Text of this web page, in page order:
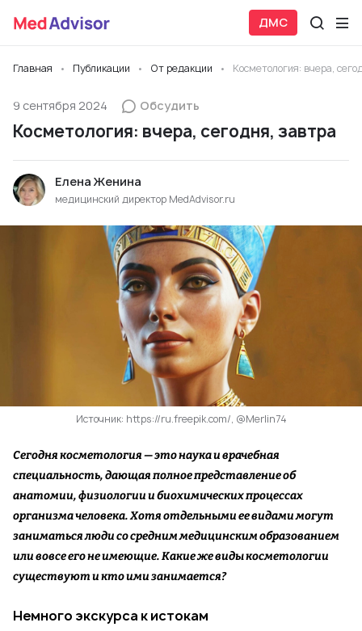
ДМС
Главная Публикации От редакции Косметология: вчера,
9 сентября 2024 Обсудить
Косметология: вчера, сегодня, завтра
Елена Женина
медицинский директор MedAdvisor.ru
Источник: https://ru.freepik.com/, @Merlin74
Сегодня косметология — это наука и врачебная
специальность, дающая полное представление об
анатомии, физиологии и биохимических процессах
организма человека. Хотя отдельными ее видами могут
заниматься люди со средним медицинским образованием
или вовсе его не имеющие. Какие же виды косметологии
существуют и кто ими занимается?
Немного экскурса к истокам